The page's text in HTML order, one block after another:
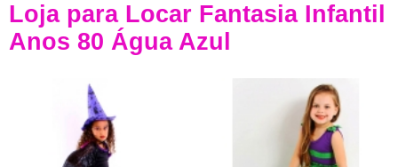
Loja para Locar Fantasia Infantil
Anos 80 Água Azul